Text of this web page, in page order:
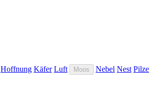
Hoffnung Käfer Luft Moos Nebel Nest Pilze